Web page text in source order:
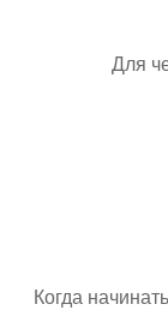
Для
Когда